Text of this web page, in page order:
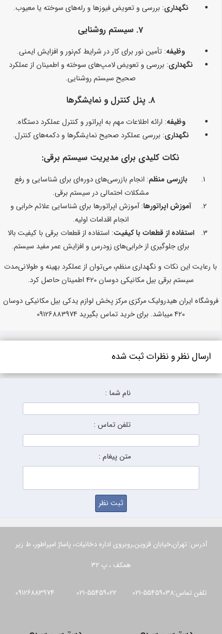
نگهداری: بررسی و تعویض فیوزها و رله‌های سوخته یا معیوب.
7. سیستم روشنایی
وظیفه: تأمین نور برای کار در شرایط کم‌نور و افزایش ایمنی.
نگهداری: بررسی و تعویض لامپ‌های سوخته و اطمینان از عملکرد
صحیح سیستم روشنایی.
8. پنل کنترل و نمایشگرها
وظیفه: ارائه اطلاعات مهم به اپراتور و کنترل عملکرد دستگاه.
نگهداری: بررسی عملکرد صحیح نمایشگرها و دکمه‌های کنترل.
نکات کلیدی برای مدیریت سیستم برقی:
بازرسی منظم: انجام بازرسی‌های دوره‌ای برای شناسایی و رفع
مشکلات احتمالی در سیستم برقی.
آموزش اپراتورها: آموزش اپراتورها برای شناسایی علائم خرابی و
انجام اقدامات اولیه.
استفاده از قطعات با کیفیت: استفاده از قطعات برقی با کیفیت بالا
برای جلوگیری از خرابی‌های زودرس و افزایش عمر مفید سیستم.
با رعایت این نکات و نگهداری منظم، می‌توان از عملکرد بهینه و طولانی‌مدت
سیستم برقی بیل مکانیکی دوسان 420 اطمینان حاصل کرد.
فروشگاه ایران هیدرولیک مرکزی مرکز پخش لوازم یدکی بیل مکانیکی دوسان
420 میباشد. برای خرید تماس بگیرید 09126883974
ارسال نظر و نظرات ثبت شده
نام شما :
تلفن تماس :
متن پیغام :
آدرس: تهران,خیابان قزوین,روبروی اداره دخانیات، پاساژ امپراطور، ط زیر
همکف ، پ 32
تلفن تماس:55459038-021 55459022-021 09126883974